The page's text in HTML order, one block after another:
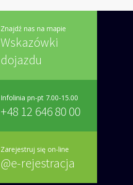
Znajdź nas na mapie
Wskazówki
dojazdu
Infolinia pn-pt 7.00-15.00
+48 12 646 80 00
Zarejestruj się on-line
@e-rejestracja